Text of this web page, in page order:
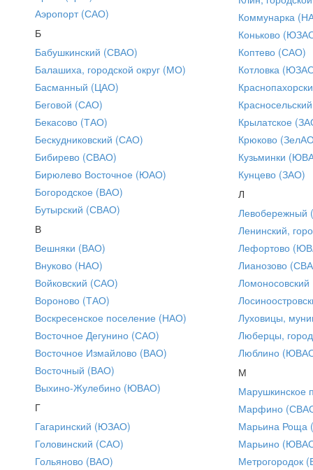
Аэропорт (САО)
Б
Бабушкинский (СВАО)
Балашиха, городской округ (МО)
Басманный (ЦАО)
Беговой (САО)
Бекасово (ТАО)
Бескудниковский (САО)
Бибирево (СВАО)
Бирюлево Восточное (ЮАО)
Богородское (ВАО)
Бутырский (СВАО)
В
Вешняки (ВАО)
Внуково (НАО)
Войковский (САО)
Вороново (ТАО)
Воскресенское поселение (НАО)
Восточное Дегунино (САО)
Восточное Измайлово (ВАО)
Восточный (ВАО)
Выхино-Жулебино (ЮВАО)
Г
Гагаринский (ЮЗАО)
Головинский (САО)
Гольяново (ВАО)
Коммунарка
Коньково
Коптево (САО)
Котловка
Крылатское
Крюково
Кузьминки
Кунцево (ЗАО)
Л
Ленинский,
Лефортово
Лианозово
Луховицы,
Люберцы,
Люблино
М
Марушкинское
Марфино
Марьина Роща
Марьино
Метрогородок